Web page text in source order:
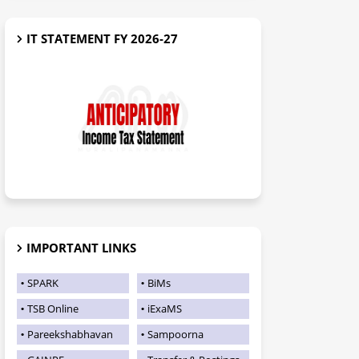
IT STATEMENT FY 2026-27
IMPORTANT LINKS
SPARK
BiMs
TSB Online
iExaMS
Pareekshabhavan
Sampoorna